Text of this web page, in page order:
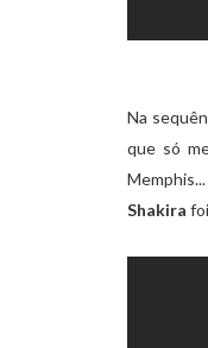
Na
que só
Shakira